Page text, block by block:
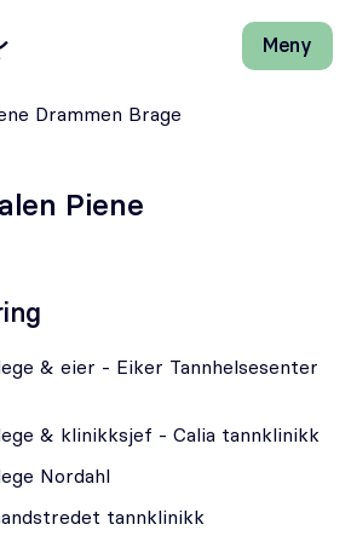
Meny
Lukk
Drammen Brage
Piene
& eier - Eiker Tannhelsesenter
& klinikksjef - Calia tannklinikk
Nordahl
tannklinikk